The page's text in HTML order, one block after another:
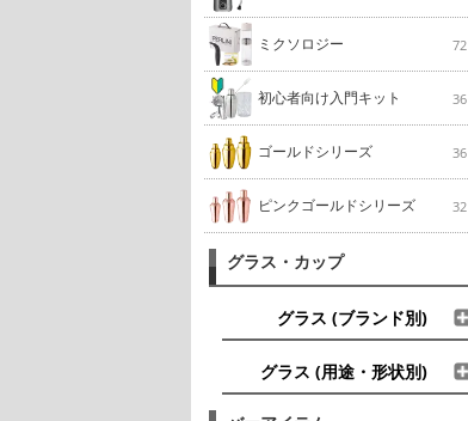
ミクソロジー 72
初心者向け入門キット 36
ゴールドシリーズ 36
ピンクゴールドシリーズ 32
グラス・カップ
グラス (ブランド別)
グラス (用途・形状別)